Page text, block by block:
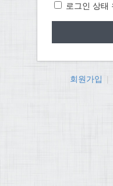
로그인 상태
회원가입